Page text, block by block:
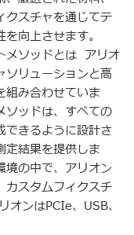
クスチャを通じてテ
を向上させます。
メソッドとは アリオ
ソリューションと高
組み合わせていま
ソッドは、すべての
できるように設計さ
定結果を提供しま
境の中で、アリオン
スタムフィクスチ
ンはPCIe、USB、